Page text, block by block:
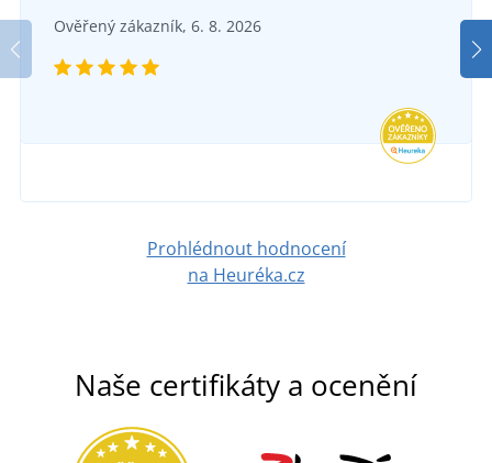
Ověřený zákazník, 6. 8. 2026
Prohlédnout hodnocení
na Heuréka.cz
Naše certifikáty a ocenění